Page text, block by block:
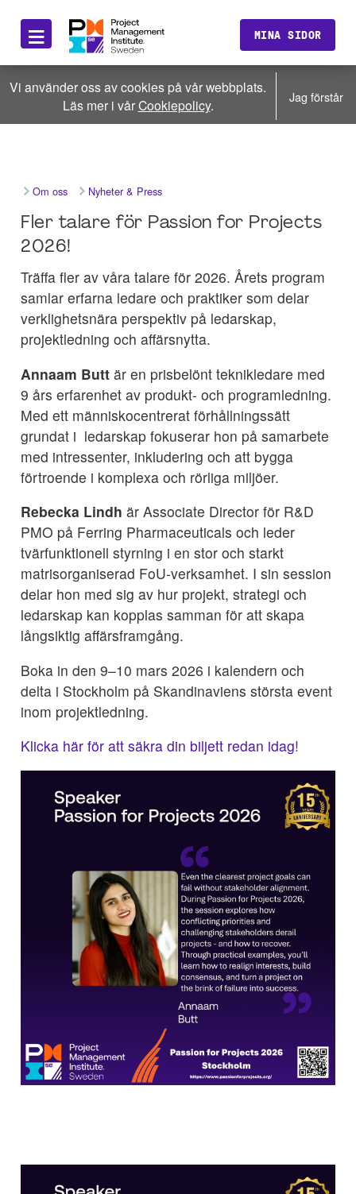
≡ MINA SIDOR
Vi använder oss av cookies på vår webbplats.
Läs mer i vårCookiepolicy. Jag förstår
Om oss Nyheter & Press
Fler talare för Passion for Projects
2026!
Träffa fler av våra talare för 2026. Årets program
samlar erfarna ledare och praktiker som delar
verklighetsnära perspektiv på ledarskap,
projektledning och affärsnytta.
Annaam Butt är en prisbelönt teknikledare med
9 års erfarenhet av produkt- och programledning.
Med ett människocentrerat förhållningssätt
grundat i ledarskap fokuserar hon på samarbete
med intressenter, inkludering och att bygga
förtroende i komplexa och rörliga miljöer.
Rebecka Lindh är Associate Director för R&D
PMO på Ferring Pharmaceuticals och leder
tvärfunktionell styrning i en stor och starkt
matrisorganiserad FoU-verksamhet. I sin session
delar hon med sig av hur projekt, strategi och
ledarskap kan kopplas samman för att skapa
långsiktig affärsframgång.
Boka in den 9–10 mars 2026 i kalendern och
delta i Stockholm på Skandinaviens största event
inom projektledning.
Klicka här för att säkra din biljett redan idag!